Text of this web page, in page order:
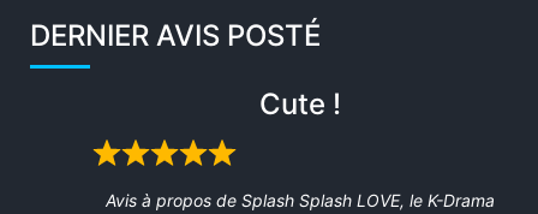
DERNIER AVIS POSTÉ
Cute !
Rated
Avis à propos de Splash Splash LOVE, le K-Drama